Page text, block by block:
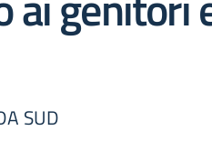
SUD